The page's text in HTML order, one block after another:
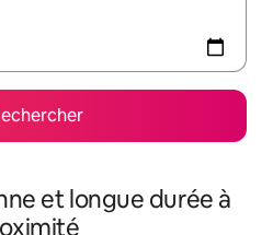
et longue durée à